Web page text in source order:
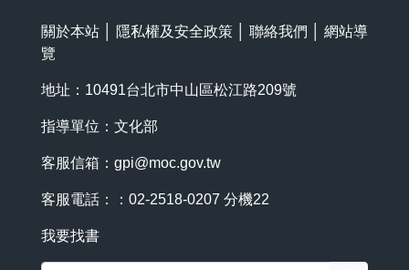
關於本站 隱私權及安全政策 聯絡我們
網站導
覽
地址：10491台北市中山區松江路209號
指導單位：文化部
客服信箱： gpi@moc.gov.tw
客服電話：：02-2518-0207 分機22
我要找書